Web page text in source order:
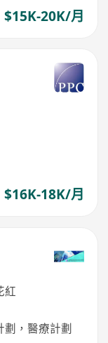
$15K-20K/月
$16K-18K/月
紅
劃，醫療計劃